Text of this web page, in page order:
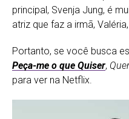
principal, Svenja Jung, é
atriz que faz a irmã,
Portanto, se você busca
Peça-me o que Quiser,
para ver na Netflix.